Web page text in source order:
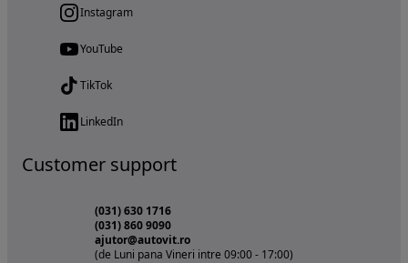
Instagram
YouTube
TikTok
LinkedIn
Customer support
(031) 630 1716
(031) 860 9090
ajutor@autovit.ro
(de Luni pana Vineri intre 09:00 - 17:00)